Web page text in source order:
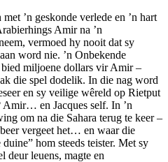
’n geskonde verlede en ’n hart
Amir na ’n
vermoed hy nooit dat sy
word nie. ’n Onbekende
bied miljoene dollars vir Amir –
die spel dodelik. In die nag word
en sy veilige wêreld op Rietput
Amir… en Jacques self. In ’n
om na die Sahara terug te keer –
vergeet het… en waar die
hom steeds teister. Met sy
deur leuens, magte en